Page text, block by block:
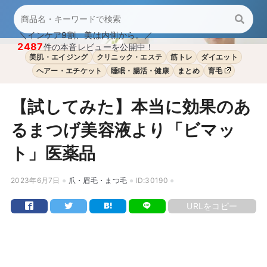
＼インケア9割、美は内側から。／
2487件の本音レビューを公開中！
美肌・エイジング クリニック・エステ 筋トレ
ダイエット
ヘアー・エチケット
睡眠・腸活・健康 まとめ 育毛
【試してみた】本当に効果のあ
るまつげ美容液より「ビマッ
ト」医薬品
2023年6月7日 爪・眉毛・まつ毛 ID:30190
URLをコピー